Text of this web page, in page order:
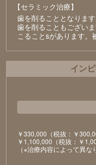
【セラミック治療】
⻭を削ることとなりま
⻭を削ることもござい
こることsがあります。
イン
￥330,000（税抜：￥
￥1,100,000（税抜：￥
（※治療内容によって異な